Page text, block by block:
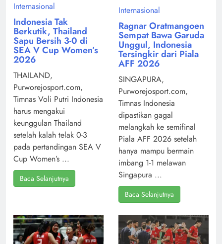
Internasional
Indonesia Tak
Berkutik, Thailand
Sapu Bersih 3-0 di
SEA V Cup Women’s
2026
THAILAND,
Purworejosport.com,
Timnas Voli Putri Indonesia
harus mengakui
keunggulan Thailand
setelah kalah telak 0-3
pada pertandingan SEA V
Cup Women’s ...
Baca Selanjutnya
Internasional
Ragnar Oratmangoen
Sempat Bawa Garuda
Unggul, Indonesia
Tersingkir dari Piala
AFF 2026
SINGAPURA,
Purworejosport.com,
Timnas Indonesia
dipastikan gagal
melangkah ke semifinal
Piala AFF 2026 setelah
hanya mampu bermain
imbang 1-1 melawan
Singapura ...
Baca Selanjutnya